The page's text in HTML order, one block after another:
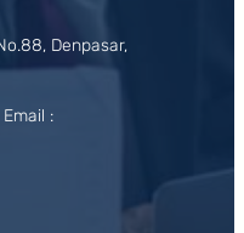
Denpasar,
: